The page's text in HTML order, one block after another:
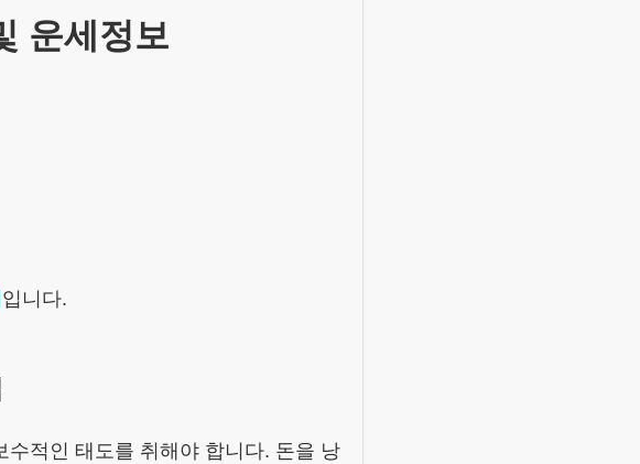
운세정보
입니다.
수적인 태도를 취해야 합니다. 돈을 낭